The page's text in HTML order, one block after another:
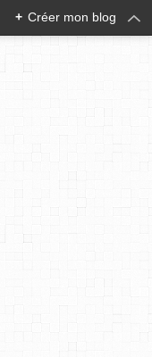
+ Créer mon blog